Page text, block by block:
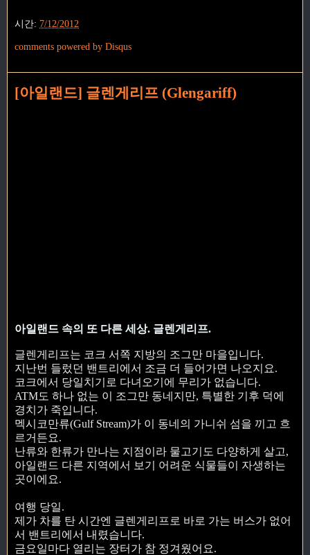
시간: 7/12/2012
comments powered by Disqus
[아일랜드] 글렌게리프 (Glengariff)
아일랜드 속의 또 다른 세상. 글렌게리프.
글렌게리프는 코크 서쪽 지방의 조그만 마을입니다.
지난번 들렀던 밴트리에서 조금 더 들어가면 나오지요.
코크에서 당일치기로 다녀오기에 무리가 없습니다.
ATM도 하나 없는 이 조그만 동네지만, 특별한 기후 덕에
경치가 죽입니다.
멕시코만류(Gulf Stream)가 이 동네의 가니쉬 섬을 끼고 흐
르거든요.
난류와 한류가 만나는 지점이라 물고기도 다양하게 살고,
아일랜드 다른 지역에서 보기 어려운 식물들이 자생하는
곳이에요.
여행 당일.
제가 차를 탄 시간엔 글렌게리프로 바로 가는 버스가 없어
서 밴트리에서 내렸습니다.
금요일마다 열리는 장터가 참 정겨웠어요.